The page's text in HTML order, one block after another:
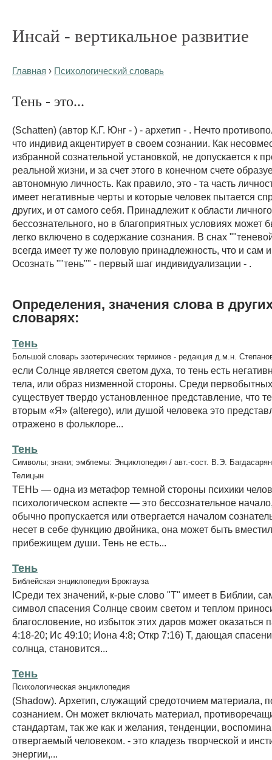
Инсай - вертикальное развитие
Главная › Психологический словарь
Тень - это...
(Schatten) (автор К.Г. Юнг - ) - архетип - . Нечто
что индивид акцентирует в своем сознании. Как
избранной сознательной установкой, не допускается к
реальной жизни, и за счет этого в конечном счете
автономную личность. Как правило, это - та часть
имеет негативные черты и которые человек пытается
других, и от самого себя. Принадлежит к области личного
бессознательного, но в благоприятных условиях может
легко включено в содержание сознания. В снах
всегда имеет ту же половую принадлежность, что и сам
Осознать ""тень"" - первый шаг индивидуализации - .
Определения, значения слова в
словарях:
Тень
Большой словарь эзотерических терминов - редакция д.м.н.
если Солнце является светом духа, то тень есть
тела, или образ низменной стороны. Среди
существует твердо установленное представление, что
вторым «Я» (alterego), или душой человека это
отражено в фольклоре...
Тень
Символы; знаки; эмблемы: Энциклопедия / авт.-сост. В.Э.
Телицын
ТЕНЬ — одна из метафор темной стороны психики
психологическом аспекте — это бессознательное
обычно пропускается или отвергается началом
несет в себе функцию двойника, она может быть
прибежищем души. Тень не есть...
Тень
Библейская энциклопедия Брокгауза
IСреди тех значений, к-рые слово "Т" имеет в Библии,
символ спасения Солнце своим светом и теплом
благословение, но избыток этих даров может оказаться
4:18-20; Ис 49:10; Иона 4:8; Откр 7:16) Т, дающая
солнца, становится...
Тень
Психологическая энциклопедия
(Shadow). Архетип, служащий средоточием материала,
сознанием. Он может включать материал,
стандартам, так же как и желания, тенденции,
отвергаемый человеком. - это кладезь творческой и
энергии,...